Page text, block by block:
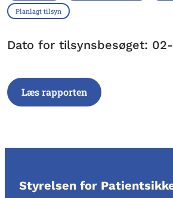
Planlagt tilsyn
Dato for tilsynsbesøget:
Læs rapporten
Styrelsen for